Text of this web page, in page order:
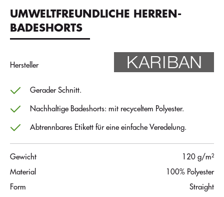
UMWELTFREUNDLICHE HERREN-
BADESHORTS
Hersteller
Gerader Schnitt.
Nachhaltige Badeshorts: mit recyceltem Polyester.
Abtrennbares Etikett für eine einfache Veredelung.
Gewicht
120 g/m²
Material
100% Polyester
Form
Straight